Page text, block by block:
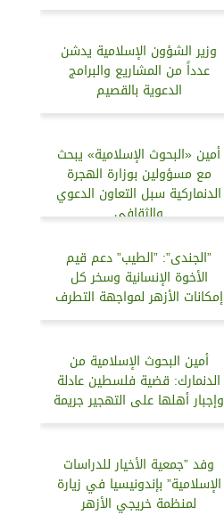
وزير الشؤون الإسلامية يدشن
عدداً من المشاريع والبرامج
الدعوية بالقصيم
أمين «البحوث الإسلامية» يبحث
مع مسؤولين بوزارة الهجرة
الدنماركية سبل التعاون الدعوي
والثقافي
”الجندى”: ”الطيب” دعم قيم
الأخوة الإنسانية وسخر كل
إمكانات الأزهر لمواجهة التطرف
أمين البحوث الإسلامية من
الدنمارك: قضية فلسطين عادلة
وإجبار أهلها على التهجير جريمة
وفد ”جمعية الأخيار للدراسات
الإسلامية” بإندونيسيا في زيارة
لمنظمة خريجي الأزهر